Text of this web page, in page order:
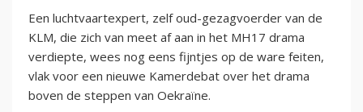
Een luchtvaartexpert, zelf oud-gezagvoerder van de
KLM, die zich van meet af aan in het MH17 drama
verdiepte, wees nog eens fijntjes op de ware feiten,
vlak voor een nieuwe Kamerdebat over het drama
boven de steppen van Oekraïne.